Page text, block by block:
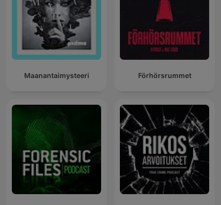
Maanantaimysteeri Förhörsrummet